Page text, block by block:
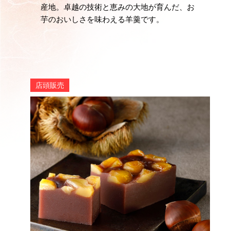
産地。卓越の技術と恵みの大地が育んだ、お
芋のおいしさを味わえる羊羹です。
店頭販売